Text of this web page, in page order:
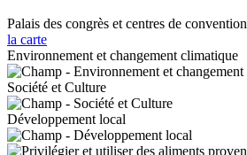
Palais des congrès et centres de convention
la carte
Environnement et changement climatique
Société et Culture
Développement local